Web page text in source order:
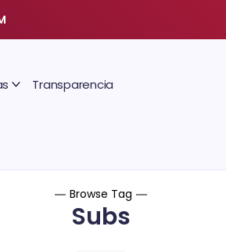
Transparencia
Browse Tag
Subs